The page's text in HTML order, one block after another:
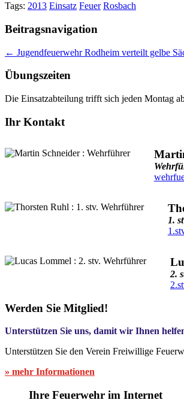
Tags: 2013 Einsatz Feuer Rosbach
Beitragsnavigation
← Jugendfeuerwehr Rodheim verteilt gelbe
Übungszeiten
Die Einsatzabteilung trifft sich jeden Montag
Ihr Kontakt
1.
2.
Werden Sie Mitglied!
Unterstützen Sie uns, damit wir Ihnen
Unterstützen Sie den Verein Freiwillige
» mehr Informationen
Ihre Feuerwehr im Internet